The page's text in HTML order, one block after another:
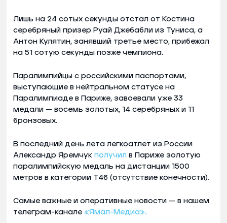
Лишь на 24 сотых секунды отстал от Костина
серебряный призер Руай Джебабли из Туниса, а
Антон Кулятин, занявший третье место, прибежал
на 51 сотую секунды позже чемпиона.
Паралимпийцы с российскими паспортами,
выступающие в нейтральном статусе на
Паралимпиаде в Париже, завоевали уже 33
медали — восемь золотых, 14 серебряных и 11
бронзовых.
В последний день лета легкоатлет из России
Александр Яремчук получил в Париже золотую
паралимпийскую медаль на дистанции 1500
метров в категории T46 (отсутствие конечности).
Самые важные и оперативные новости — в нашем
телеграм-канале «Ямал-Медиа».